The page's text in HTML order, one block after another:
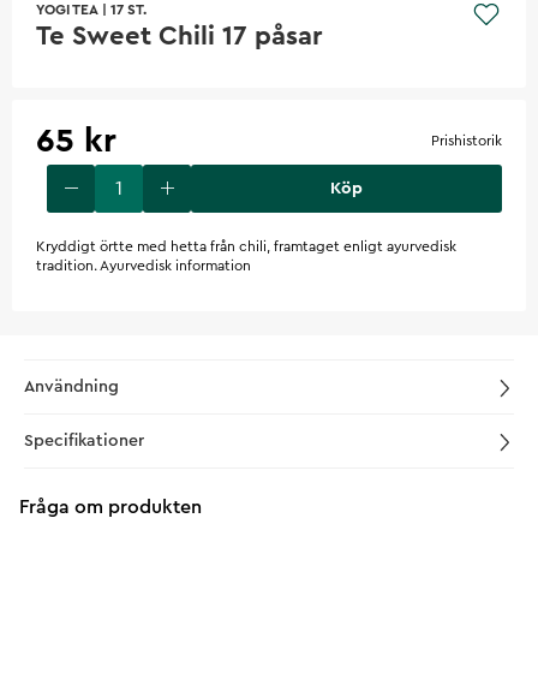
YOGI TEA 17 ST.
Te Sweet Chili 17 påsar
65 kr Prishistorik
Köp
Kryddigt örtte med hetta från chili, framtaget enligt ayurvedisk
tradition. Ayurvedisk information
Användning
Specifikationer
Fråga om produkten